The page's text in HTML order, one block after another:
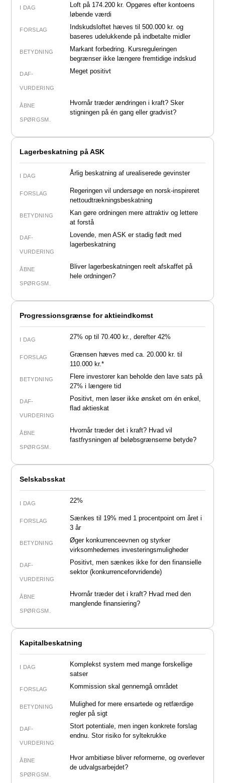
I DAG
Loft på 174.200 kr. Opgøres efter kontoens
løbende værdi
FORSLAG
Indskudsloftet hæves til 500.000 kr. og
baseres udelukkende på indbetalte midler
BETYDNING
Markant forbedring. Kursreguleringen
begrænser ikke længere fremtidige indskud
DAF-
VURDERING
Meget positivt
ÅBNE
SPØRGSM.
Hvornår træder ændringen i kraft? Sker
stigningen på én gang eller gradvist?
Lagerbeskatning på ASK
I DAG Årlig beskatning af urealiserede gevinster
FORSLAG
Regeringen vil undersøge en norsk-inspireret
nettoudtrækningsbeskatning
BETYDNING
Kan gøre ordningen mere attraktiv og lettere
at forstå
DAF-
VURDERING
Lovende , men ASK er stadig født med
lagerbeskatning
ÅBNE
SPØRGSM.
Bliver lagerbeskatningen reelt afskaffet på
hele ordningen?
Progressionsgrænse for aktieindkomst
I DAG 27% op til 70.400 kr., derefter 42%
FORSLAG
Grænsen hæves med ca. 20.000 kr. til
110.000 kr.*
BETYDNING
Flere investorer kan beholde den lave sats på
27% i længere tid
DAF-
VURDERING
Positivt , men løser ikke ønsket om én enkel,
flad aktieskat
ÅBNE
SPØRGSM.
Hvornår træder det i kraft? Hvad vil
fastfrysningen af beløbsgrænserne betyde?
Selskabsskat
I DAG 22%
FORSLAG
Sænkes til 19% med 1 procentpoint om året i
3 år
BETYDNING
Øger konkurrenceevnen og styrker
virksomhedernes investeringsmuligheder
DAF-
VURDERING
Positivt , men sænkes ikke for den finansielle
sektor (konkurrenceforvridende)
ÅBNE
SPØRGSM.
Hvornår træder det i kraft? Hvad med den
manglende finansiering?
Kapitalbeskatning
I DAG
Komplekst system med mange forskellige
satser
FORSLAG Kommission skal gennemgå området
BETYDNING
Mulighed for mere ensartede og retfærdige
regler på sigt
DAF-
VURDERING
Stort potentiale , men ingen konkrete forslag
endnu. Stor risiko for syltekrukke
ÅBNE
SPØRGSM.
Hvor ambitiøse bliver reformerne, og overlever
de udvalgsarbejdet?